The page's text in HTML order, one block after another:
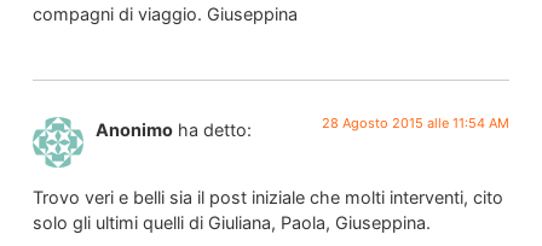
compagni di viaggio. Giuseppina
Anonimo ha detto: 28 Agosto 2015 alle 11:54 AM
Trovo veri e belli sia il post iniziale che molti interventi, cito
solo gli ultimi quelli di Giuliana, Paola, Giuseppina.